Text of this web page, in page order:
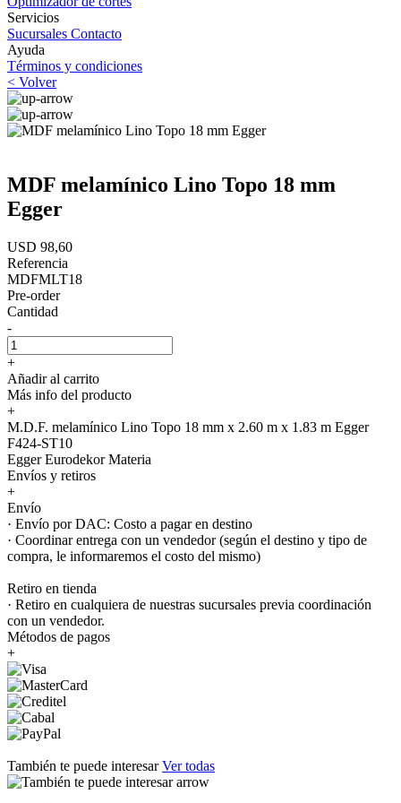
Servicios
Sucursales Contacto
Ayuda
Términos y condiciones
< Volver
MDF melamínico Lino Topo 18 mm
Egger
USD 98,60
Referencia
MDFMLT18
Pre-order
Cantidad
-
+
Añadir al carrito
Más info del producto
+
M.D.F. melamínico Lino Topo 18 mm x 2.60 m x 1.83 m Egger
F424-ST10
Egger Eurodekor Materia
Envíos y retiros
+
Envío
· Envío por DAC: Costo a pagar en destino
· Coordinar entrega con un vendedor (según el destino y tipo de
compra, le informaremos el costo del mismo)
Retiro en tienda
· Retiro en cualquiera de nuestras sucursales previa coordinación
con un vendedor.
Métodos de pagos
+
También te puede interesarVer todas